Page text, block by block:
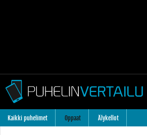
Kaikki puhelimet Oppaat Älykellot